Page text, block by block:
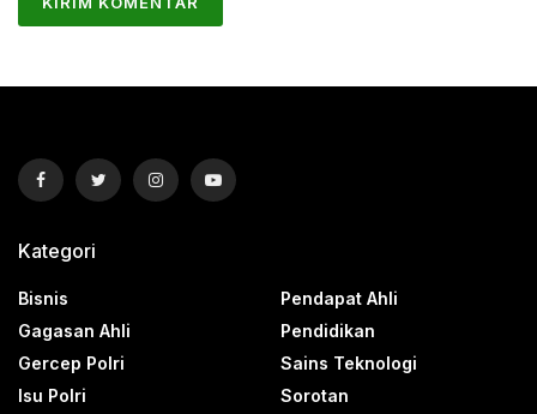
Kategori
Bisnis
Gagasan Ahli
Gercep Polri
Isu Polri
Pendapat Ahli
Pendidikan
Sains Teknologi
Sorotan